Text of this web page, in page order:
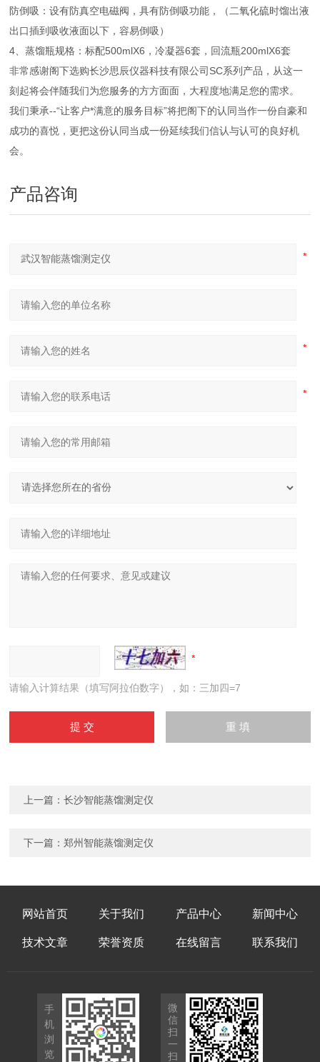
防倒吸：设有防真空电磁阀，具有防倒吸功能，（二氧化硫时馏出液
出口插到吸收液面以下，容易倒吸）
4、蒸馏瓶规格：标配500mlX6，冷凝器6套，回流瓶200mlX6套
非常感谢阁下选购长沙思辰仪器科技有限公司SC系列产品，从这一
刻起将会伴随我们为您服务的方方面面，大程度地满足您的需求。
我们秉承--“让客户*满意的服务目标”将把阁下的认同当作一份自豪和
成功的喜悦，更把这份认同当成一份延续我们信认与认可的良好机
会。
产品咨询
请输入计算结果（填写阿拉伯数字），如：三加四=7
上一篇：长沙智能蒸馏测定仪
下一篇：郑州智能蒸馏测定仪
网站首页 关于我们 产品中心 新闻中心
技术文章 荣誉资质 在线留言 联系我们
手
机
浏
览
微
信
扫
一
扫